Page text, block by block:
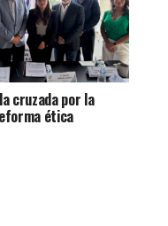
cruzada por la
ética